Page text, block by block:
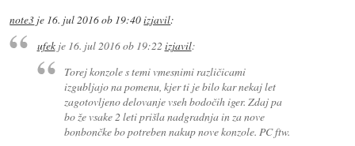
note3 je 16. jul 2016 ob 19:40izjavil:
ufekje 16. jul 2016 ob 19:22 izjavil:
Torej konzole s temi vmesnimi različicami
izgubljajo na pomenu, kjer ti je bilo kar nekaj let
zagotovljeno delovanje vseh bodočih iger. Zdaj pa
bo že vsake 2 leti prišla nadgradnja in za nove
bonbončke bo potreben nakup nove konzole. PC ftw.